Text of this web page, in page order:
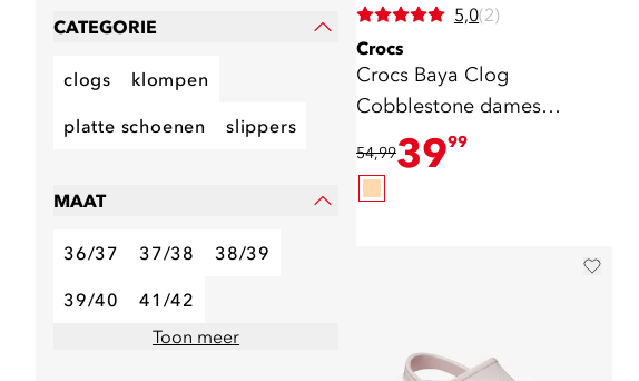
CATEGORIE
clogs klompen
platte schoenen slippers
MAAT
36/37 37/38 38/39
39/40
41/42
Toon meer
5,0(2)
Crocs
Crocs Baya Clog
Cobblestone dames
klompen beige
54,993999